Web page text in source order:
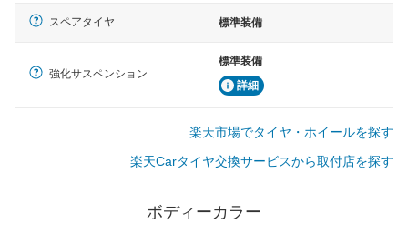
スペアタイヤ 標準装備
強化サスペンション
標準装備
詳細
楽天市場でタイヤ・ホイールを探す
楽天Carタイヤ交換サービスから取付店を探す
ボディーカラー